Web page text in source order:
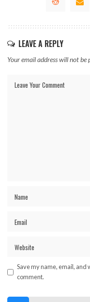
LEAVE A REPLY
Your email address will not be
Save my name, email, and
comment.